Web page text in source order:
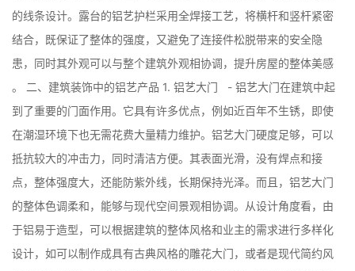
的线条设计。露台的铝艺护栏采用全焊接工艺，将横杆和竖杆紧密
结合，既保证了整体的强度，又避免了连接件松脱带来的安全隐
患，同时其外观可以与整个建筑外观相协调，提升房屋的整体美感
。 二、建筑装饰中的铝艺产品 1. 铝艺大门 - 铝艺大门在建筑中起
到了重要的门面作用。它具有许多优点，例如近百年不生锈，即使
在潮湿环境下也无需花费大量精力维护。铝艺大门硬度足够，可以
抵抗较大的冲击力，同时清洁方便。其表面光滑，没有焊点和接
点，整体强度大，还能防紫外线，长期保持光泽。而且，铝艺大门
的整体色调柔和，能够与现代空间景观相协调。从设计角度看，由
于铝易于造型，可以根据建筑的整体风格和业主的需求进行多样化
设计，如可以制作成具有古典风格的雕花大门，或者是现代简约风